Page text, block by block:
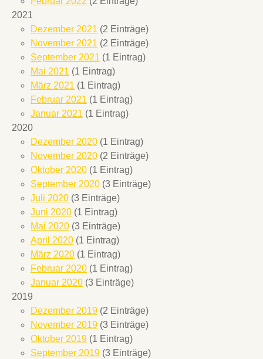
2021
Dezember 2021 (2 Einträge)
November 2021 (2 Einträge)
September 2021 (1 Eintrag)
Mai 2021 (1 Eintrag)
März 2021 (1 Eintrag)
Februar 2021 (1 Eintrag)
Januar 2021 (1 Eintrag)
2020
Dezember 2020 (1 Eintrag)
November 2020 (2 Einträge)
Oktober 2020 (1 Eintrag)
September 2020 (3 Einträge)
Juli 2020 (3 Einträge)
Juni 2020 (1 Eintrag)
Mai 2020 (3 Einträge)
April 2020 (1 Eintrag)
März 2020 (1 Eintrag)
Februar 2020 (1 Eintrag)
Januar 2020 (3 Einträge)
2019
Dezember 2019 (2 Einträge)
November 2019 (3 Einträge)
Oktober 2019 (1 Eintrag)
September 2019 (3 Einträge)